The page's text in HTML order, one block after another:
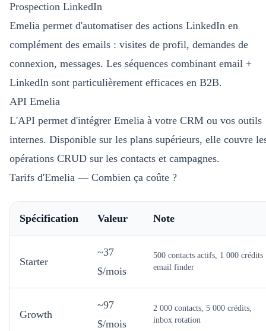
Prospection LinkedIn
Emelia permet d'automatiser des actions LinkedIn en
complément des emails : visites de profil, demandes de
connexion, messages. Les séquences combinant email +
LinkedIn sont particulièrement efficaces en B2B.
API Emelia
L'API permet d'intégrer Emelia à votre CRM ou vos outils
internes. Disponible sur les plans supérieurs, elle couvre
opérations CRUD sur les contacts et campagnes.
Tarifs d'Emelia — Combien ça coûte ?
Spécification Valeur Note
Starter
~37
$/mois
500 contacts actifs, 1 000 crédits
email finder
Growth
~97
$/mois
2 000 contacts, 5 000 crédits,
inbox rotation